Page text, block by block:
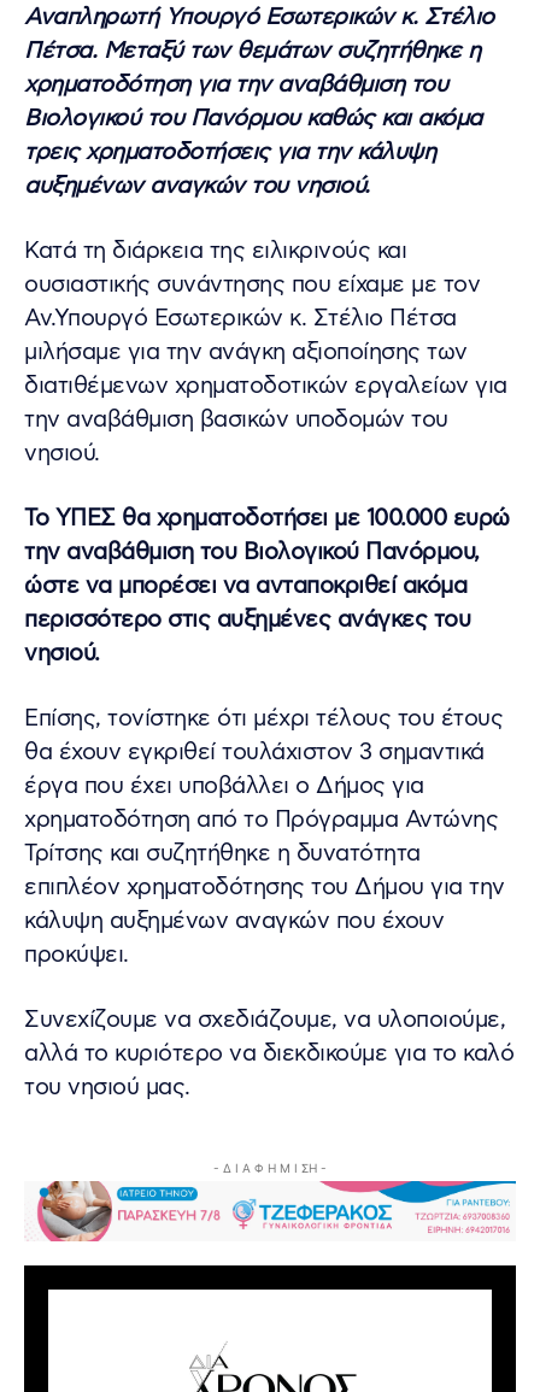
Αναπληρωτή Υπουργό Εσωτερικών κ. Στέλιο
Πέτσα. Μεταξύ των θεμάτων συζητήθηκε η
χρηματοδότηση για την αναβάθμιση του
Βιολογικού του Πανόρμου καθώς και ακόμα
τρεις χρηματοδοτήσεις για την κάλυψη
αυξημένων αναγκών του νησιού.
Κατά τη διάρκεια της ειλικρινούς και
ουσιαστικής συνάντησης που είχαμε με τον
Αν.Υπουργό Εσωτερικών κ. Στέλιο Πέτσα
μιλήσαμε για την ανάγκη αξιοποίησης των
διατιθέμενων χρηματοδοτικών εργαλείων για
την αναβάθμιση βασικών υποδομών του
νησιού.
Το ΥΠΕΣ θα χρηματοδοτήσει με 100.000 ευρώ
την αναβάθμιση του Βιολογικού Πανόρμου,
ώστε να μπορέσει να ανταποκριθεί ακόμα
περισσότερο στις αυξημένες ανάγκες του
νησιού.
Επίσης, τονίστηκε ότι μέχρι τέλους του έτους
θα έχουν εγκριθεί τουλάχιστον 3 σημαντικά
έργα που έχει υποβάλλει ο Δήμος για
χρηματοδότηση από το Πρόγραμμα Αντώνης
Τρίτσης και συζητήθηκε η δυνατότητα
επιπλέον χρηματοδότησης του Δήμου για την
κάλυψη αυξημένων αναγκών που έχουν
προκύψει.
Συνεχίζουμε να σχεδιάζουμε, να υλοποιούμε,
αλλά το κυριότερο να διεκδικούμε για το καλό
του νησιού μας.
- Δ Ι Α Φ Η Μ Ι ΣΗ -